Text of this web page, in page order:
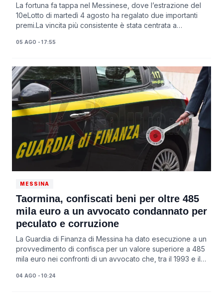
La fortuna fa tappa nel Messinese, dove l’estrazione del
10eLotto di martedì 4 agosto ha regalato due importanti
premi.La vincita più consistente è stata centrata a
05 AGO - 17:55
MESSINA
Taormina, confiscati beni per oltre 485
mila euro a un avvocato condannato per
peculato e corruzione
La Guardia di Finanza di Messina ha dato esecuzione a un
provvedimento di confisca per un valore superiore a 485
mila euro nei confronti di un avvocato che, tra il 1993 e il
04 AGO - 10:24